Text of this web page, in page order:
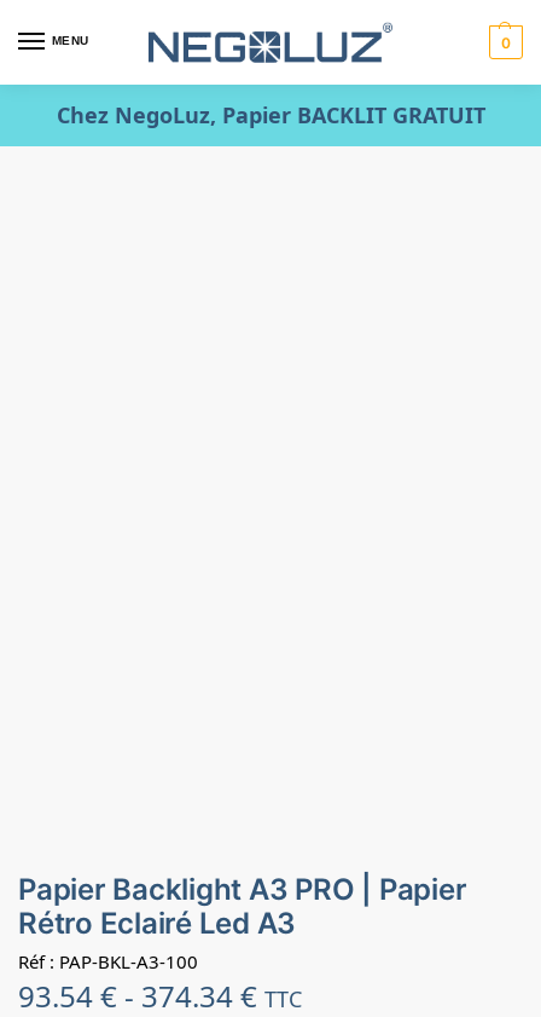
MENU 0
Chez NegoLuz, Papier BACKLIT GRATUIT
Papier Backlight A3 PRO | Papier
Rétro Eclairé Led A3
Réf : PAP-BKL-A3-100
93.54€ - 374.34€ TTC